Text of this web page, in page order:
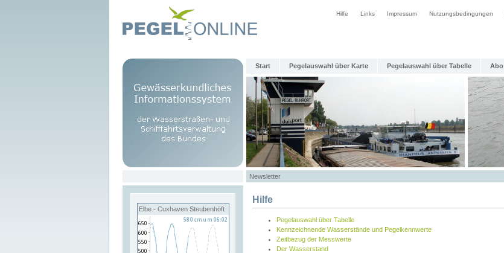
Hilfe Links Impressum Nutzungsbedingungen
Start Pegelauswahl über Karte Pegelauswahl über Tabelle Abo
Newsletter
Elbe - Cuxhaven Steubenhöft
Hilfe
Pegelauswahl über Tabelle
Kennzeichnende Wasserstände und Pegelkennwerte
Zeitbezug der Messwerte
Der Wasserstand